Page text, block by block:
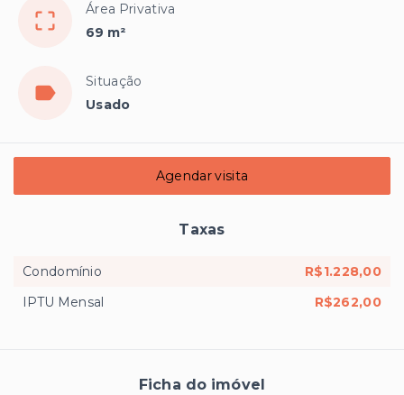
Área Privativa
69 m²
Situação
Usado
Agendar visita
Taxas
Condomínio
R$1.228,00
IPTU Mensal
R$262,00
Ficha do imóvel